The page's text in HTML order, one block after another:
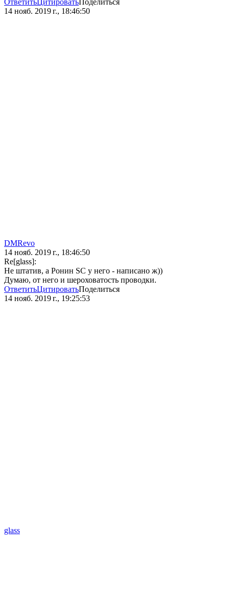
Ответить Цитировать Поделиться
14 нояб. 2019 г., 18:46:50
DMRevo
14 нояб. 2019 г., 18:46:50
Re[glass]:
Не штатив, а Ронин SC у него - написано ж))
Думаю, от него и шероховатость проводки.
ОтветитьЦитироватьПоделиться
14 нояб. 2019 г., 19:25:53
glass